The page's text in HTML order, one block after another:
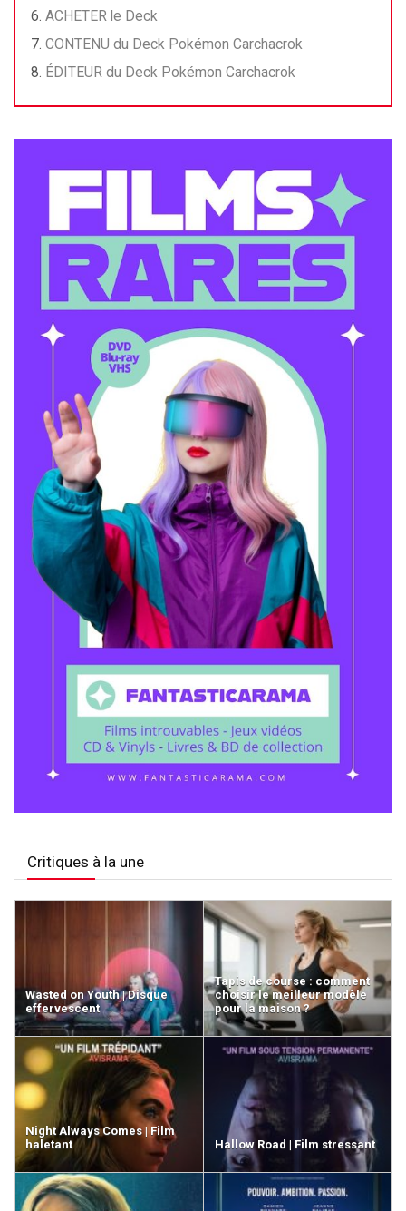
ACHETER le Deck
CONTENU du Deck Pokémon Carchacrok
ÉDITEUR du Deck Pokémon Carchacrok
Critiques à la une
Wasted on Youth | Disque
effervescent
Tapis de course : comment
choisir le meilleur modèle
pour la maison ?
Night Always Comes | Film
haletant
Hallow Road | Film stressant